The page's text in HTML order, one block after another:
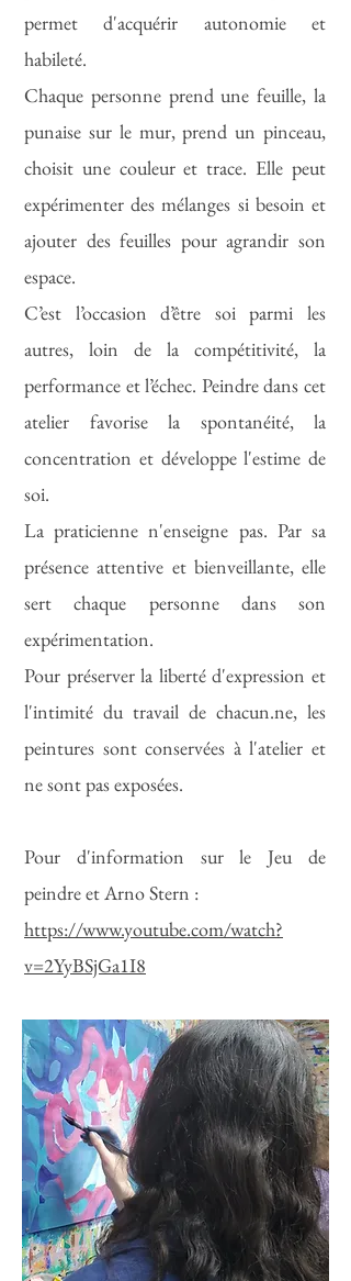
permet d'acquérir autonomie et
habileté.
Chaque personne prend une feuille, la
punaise sur le mur, prend un pinceau,
choisit une couleur et trace. Elle peut
expérimenter des mélanges si besoin et
ajouter des feuilles pour agrandir son
espace.
C’est l’occasion d’être soi parmi les
autres, loin de la compétitivité, la
performance et l’échec. Peindre dans cet
atelier favorise la spontanéité, la
concentration et développe l'estime de
soi.
La praticienne n'enseigne pas. Par sa
présence attentive et bienveillante, elle
sert chaque personne dans son
expérimentation.
Pour préserver la liberté d'expression et
l'intimité du travail de chacun.ne, les
peintures sont conservées à l'atelier et
ne sont pas exposées.
Pour d'information sur le Jeu de
peindre et Arno Stern :
https://www.youtube.com/watch?
v=2YyBSjGa1I8